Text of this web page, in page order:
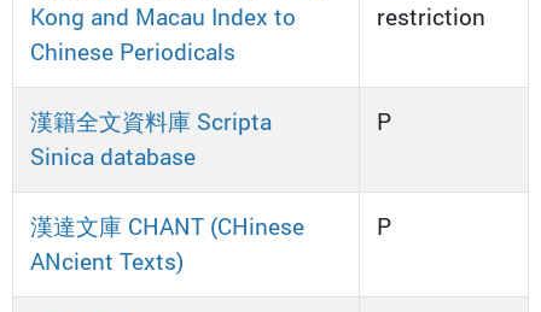
Kong and Macau Index to
Chinese Periodicals
restriction
漢籍全文資料庫 Scripta
Sinica database
P
漢達文庫 CHANT (CHinese
ANcient Texts)
P